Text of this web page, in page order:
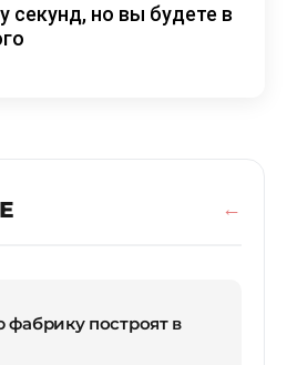
секунд, но вы будете в
построят в